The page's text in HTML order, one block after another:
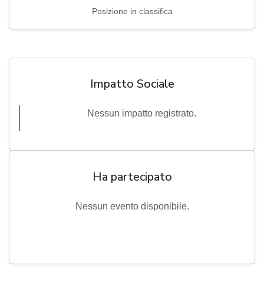
Posizione in classifica
Impatto Sociale
Nessun impatto registrato.
Ha partecipato
Nessun evento disponibile.